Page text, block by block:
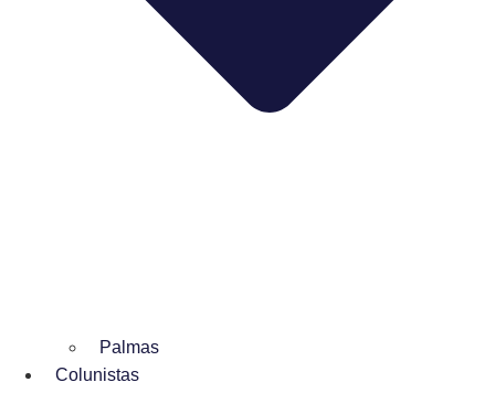
Palmas
Colunistas